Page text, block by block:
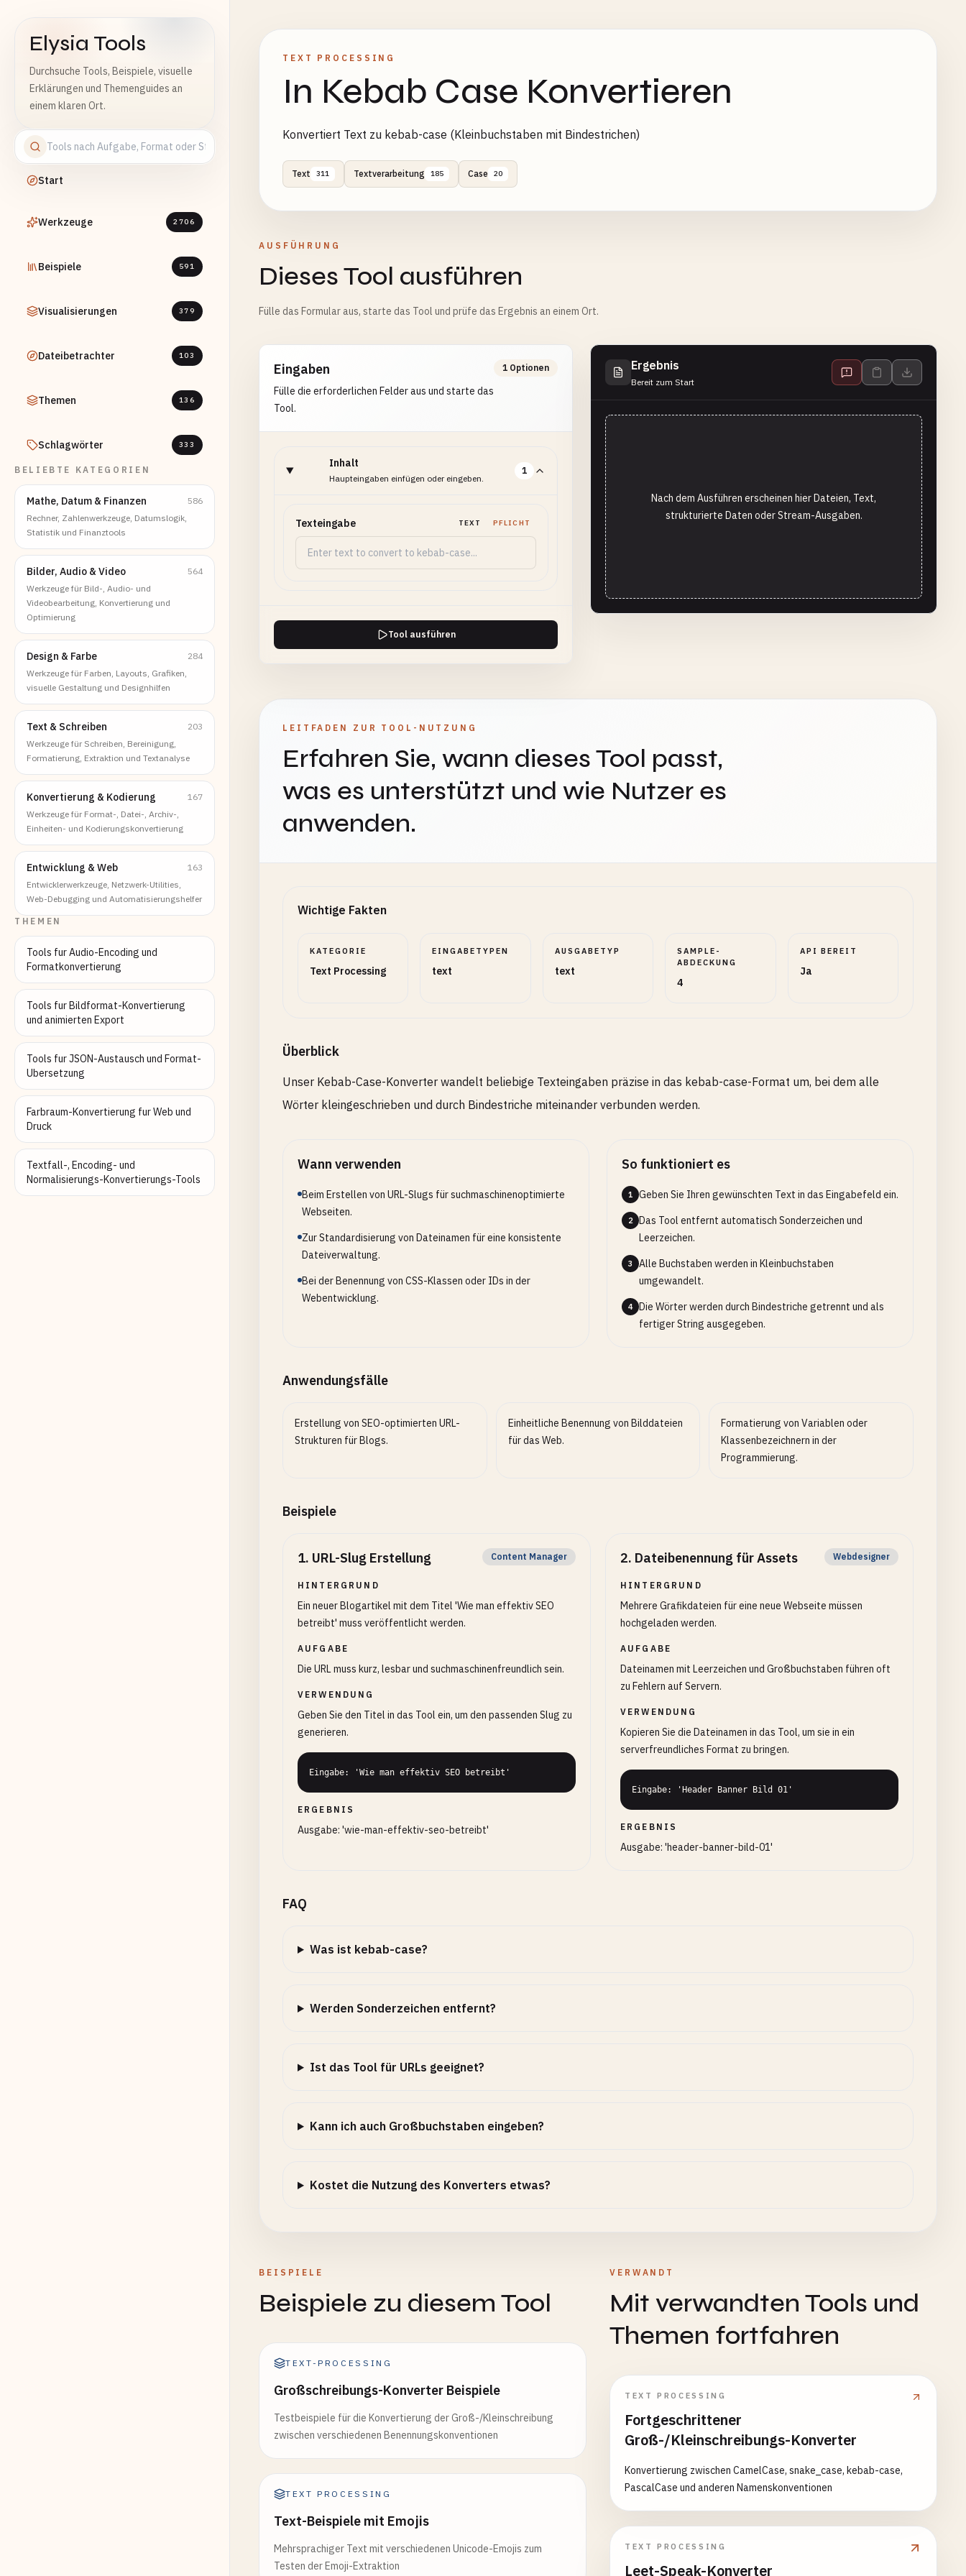
Elysia Tools
Durchsuche Tools, Beispiele, visuelle
Erklärungen und Themenguides an
einem klaren Ort.
Start
Werkzeuge 2706
Beispiele 591
Visualisierungen 379
Dateibetrachter 103
Themen 136
Schlagwörter 333
BELIEBTE KATEGORIEN
Mathe, Datum & Finanzen
586
Rechner, Zahlenwerkzeuge, Datumslogik,
Statistik und Finanztools
Bilder, Audio & Video
564
Werkzeuge für Bild-, Audio- und
Videobearbeitung, Konvertierung und
Optimierung
Design & Farbe
284
Werkzeuge für Farben, Layouts, Grafiken,
visuelle Gestaltung und Designhilfen
Text & Schreiben
203
Werkzeuge für Schreiben, Bereinigung,
Formatierung, Extraktion und Textanalyse
Konvertierung & Kodierung
167
Werkzeuge für Format-, Datei-, Archiv-,
Einheiten- und Kodierungskonvertierung
Entwicklung & Web
163
Entwicklerwerkzeuge, Netzwerk-Utilities,
Web-Debugging und Automatisierungshelfer
THEMEN
Tools fur Audio-Encoding und
Formatkonvertierung
Tools fur Bildformat-Konvertierung
und animierten Export
Tools fur JSON-Austausch und Format-
Ubersetzung
Farbraum-Konvertierung fur Web und
Druck
Textfall-, Encoding- und
Normalisierungs-Konvertierungs-Tools
TEXT PROCESSING
In Kebab Case Konvertieren
Konvertiert Text zu kebab-case (Kleinbuchstaben mit Bindestrichen)
Text 311 Textverarbeitung 185 Case 20
AUSFÜHRUNG
Dieses Tool ausführen
Fülle das Formular aus, starte das Tool und prüfe das Ergebnis an einem Ort.
Eingaben
Fülle die erforderlichen Felder aus und starte das
Tool.
1 Optionen
Inhalt
Haupteingaben einfügen oder eingeben.
1
Texteingabe TEXT PFLICHT
Tool ausführen
Ergebnis
Bereit zum Start
Nach dem Ausführen erscheinen hier Dateien, Text,
strukturierte Daten oder Stream-Ausgaben.
LEITFADEN ZUR TOOL-NUTZUNG
Erfahren Sie, wann dieses Tool passt,
was es unterstützt und wie Nutzer es
anwenden.
Wichtige Fakten
KATEGORIE
Text Processing
EINGABETYPEN
text
AUSGABETYP
text
SAMPLE-
ABDECKUNG
4
API BEREIT
Ja
Überblick
Unser Kebab-Case-Konverter wandelt beliebige Texteingaben präzise in das kebab-case-Format um, bei dem alle
Wörter kleingeschrieben und durch Bindestriche miteinander verbunden werden.
Wann verwenden
Beim Erstellen von URL-Slugs für suchmaschinenoptimierte
Webseiten.
Zur Standardisierung von Dateinamen für eine konsistente
Dateiverwaltung.
Bei der Benennung von CSS-Klassen oder IDs in der
Webentwicklung.
So funktioniert es
1 Geben Sie Ihren gewünschten Text in das Eingabefeld ein.
2
Das Tool entfernt automatisch Sonderzeichen und
Leerzeichen.
3
Alle Buchstaben werden in Kleinbuchstaben
umgewandelt.
4
Die Wörter werden durch Bindestriche getrennt und als
fertiger String ausgegeben.
Anwendungsfälle
Erstellung von SEO-optimierten URL-
Strukturen für Blogs.
Einheitliche Benennung von Bilddateien
für das Web.
Formatierung von Variablen oder
Klassenbezeichnern in der
Programmierung.
Beispiele
1. URL-Slug Erstellung Content Manager
HINTERGRUND
Ein neuer Blogartikel mit dem Titel 'Wie man effektiv SEO
betreibt' muss veröffentlicht werden.
AUFGABE
Die URL muss kurz, lesbar und suchmaschinenfreundlich sein.
VERWENDUNG
Geben Sie den Titel in das Tool ein, um den passenden Slug zu
generieren.
Eingabe: 'Wie man effektiv SEO betreibt'
ERGEBNIS
Ausgabe: 'wie-man-effektiv-seo-betreibt'
2. Dateibenennung für Assets Webdesigner
HINTERGRUND
Mehrere Grafikdateien für eine neue Webseite müssen
hochgeladen werden.
AUFGABE
Dateinamen mit Leerzeichen und Großbuchstaben führen oft
zu Fehlern auf Servern.
VERWENDUNG
Kopieren Sie die Dateinamen in das Tool, um sie in ein
serverfreundliches Format zu bringen.
Eingabe: 'Header Banner Bild 01'
ERGEBNIS
Ausgabe: 'header-banner-bild-01'
FAQ
Was ist kebab-case?
Werden Sonderzeichen entfernt?
Ist das Tool für URLs geeignet?
Kann ich auch Großbuchstaben eingeben?
Kostet die Nutzung des Konverters etwas?
BEISPIELE
Beispiele zu diesem Tool
TEXT-PROCESSING
Großschreibungs-Konverter Beispiele
Testbeispiele für die Konvertierung der Groß-/Kleinschreibung
zwischen verschiedenen Benennungskonventionen
TEXT PROCESSING
Text-Beispiele mit Emojis
Mehrsprachiger Text mit verschiedenen Unicode-Emojis zum
Testen der Emoji-Extraktion
VERWANDT
Mit verwandten Tools und
Themen fortfahren
TEXT PROCESSING
Fortgeschrittener
Groß-/Kleinschreibungs-Konverter
Konvertierung zwischen CamelCase, snake_case, kebab-case,
PascalCase und anderen Namenskonventionen
TEXT PROCESSING
Leet-Speak-Konverter